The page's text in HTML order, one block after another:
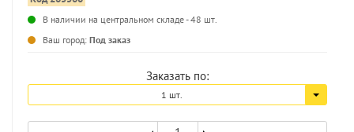
В наличии на центральном складе - 48 шт.
Ваш город: Под заказ
Заказать по:
1 шт.